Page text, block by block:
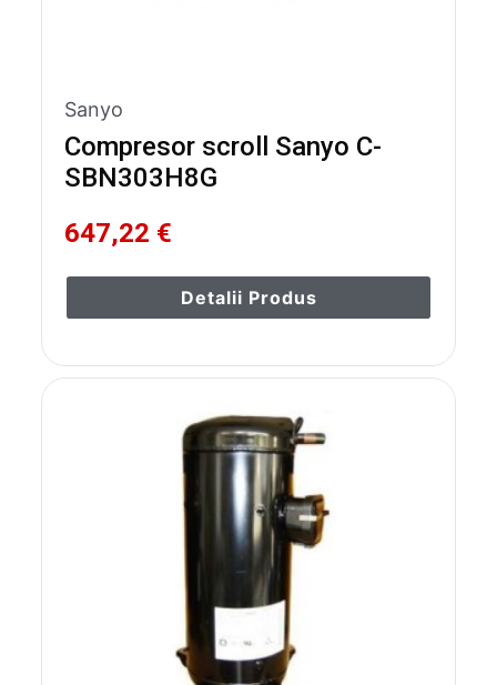
Sanyo
Compresor scroll Sanyo C-
SBN303H8G
647,22 €
Detalii Produs